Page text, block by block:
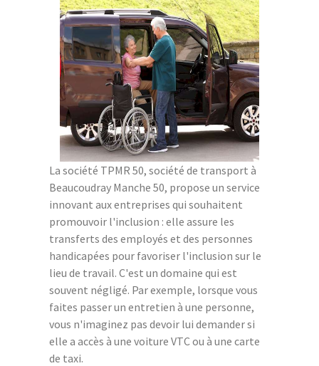
La société TPMR 50, société de transport à
Beaucoudray Manche 50, propose un service
innovant aux entreprises qui souhaitent
promouvoir l'inclusion : elle assure les
transferts des employés et des personnes
handicapées pour favoriser l'inclusion sur le
lieu de travail. C'est un domaine qui est
souvent négligé. Par exemple, lorsque vous
faites passer un entretien à une personne,
vous n'imaginez pas devoir lui demander si
elle a accès à une voiture VTC ou à une carte
de taxi.